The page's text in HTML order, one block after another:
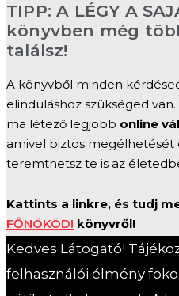
TIPP: A LÉGY A
könyvben még
találsz!
A könyvből minden
elinduláshoz szükséged
ma létező legjobb online
amivel biztos megélhetését
teremthetsz te is az
Kattints a linkre, és tudj
FŐNÖKÖD! könyvről!
Kedves Látogató!
felhasználói élmény